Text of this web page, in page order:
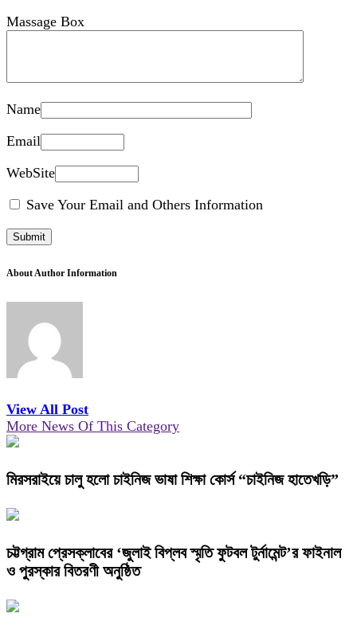
Massage Box
Name
Email
WebSite
Save Your Email and Others Information
About Author Information
View All Post
More News Of This Category
মিরসরাইয়ে চালু হলো চাইনিজ ভাষা শিক্ষা কোর্স “চাইনিজ হাতেখড়ি”
চট্টগ্রাম প্রেসক্লাবের ‘জুলাই বিপ্লব স্মৃতি ফুটবল টুর্নামেন্ট’র ফাইনাল
ও পুরস্কার বিতরণী অনুষ্ঠিত